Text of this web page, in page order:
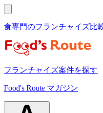
食専門のフランチャイズ比
フランチャイズ案件を探す
Food's Route マガジン